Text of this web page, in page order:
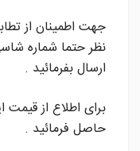
جهت اطمینان از
نظر حتما شماره
ارسال بفرمائید .
برای اطلاع از
حاصل فرمائید .